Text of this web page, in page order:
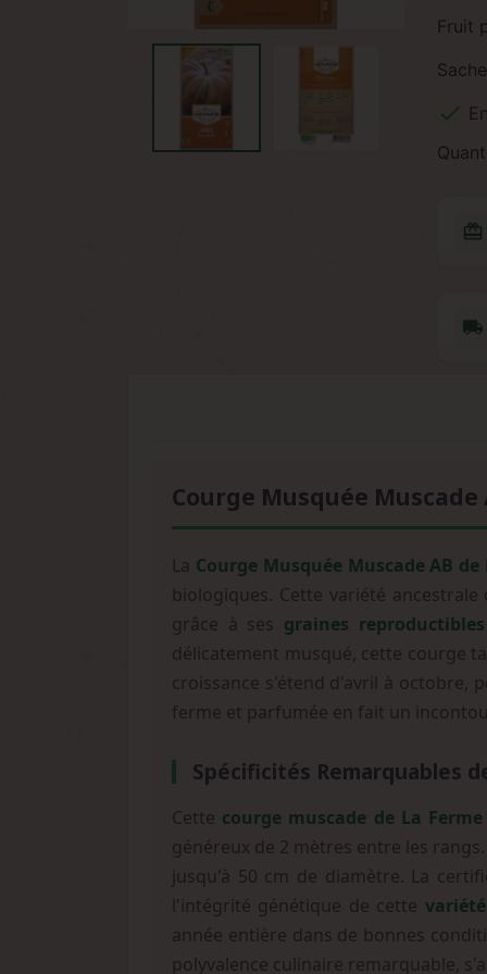
Fruit

redeem
local_shipping
Courge Musquée
La Courge Musquée Muscade AB
biologiques. Cette variété
grâce à ses graines
délicatement musqué, cette courge
croissance s'étend d'avril à octobre,
ferme et parfumée en fait un
Spécificités Remarquables
Cette courge muscade de La
généreux de 2 mètres entre les
jusqu'à 50 cm de diamètre. La
l'intégrité génétique de cette
année entière dans de bonnes
polyvalence culinaire remarquable,